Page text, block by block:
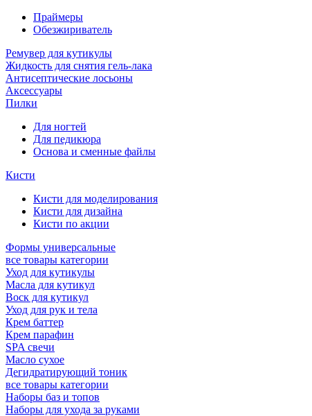
Праймеры
Обезжириватель
Ремувер для кутикулы
Жидкость для снятия гель-лака
Антисептические лосьоны
Аксессуары
Пилки
Для ногтей
Для педикюра
Основа и сменные файлы
Кисти
Кисти для моделирования
Кисти для дизайна
Кисти по акции
Формы универсальные
все товары категории
Уход для кутикулы
Масла для кутикул
Воск для кутикул
Уход для рук и тела
Крем баттер
Крем парафин
SPA свечи
Масло сухое
Дегидратирующий тоник
все товары категории
Наборы баз и топов
Наборы для ухода за руками